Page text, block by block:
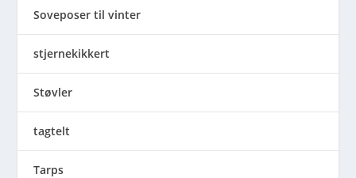
Soveposer til vinter
stjernekikkert
Støvler
tagtelt
Tarps